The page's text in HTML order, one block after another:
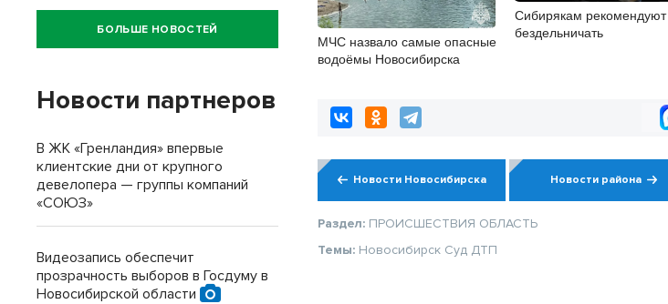
МЧС назвало самые опасные
водоёмы Новосибирска
Сибирякам рекомендуют
бездельничать
Новости Новосибирска Новости района
Раздел: ПРОИСШЕСТВИЯ ОБЛАСТЬ
Темы: Новосибирск Суд ДТП
БОЛЬШЕ НОВОСТЕЙ
Новости партнеров
В ЖК «Гренландия» впервые
клиентские дни от крупного
девелопера — группы компаний
«СОЮЗ»
Видеозапись обеспечит
прозрачность выборов в Госдуму в
Новосибирской области